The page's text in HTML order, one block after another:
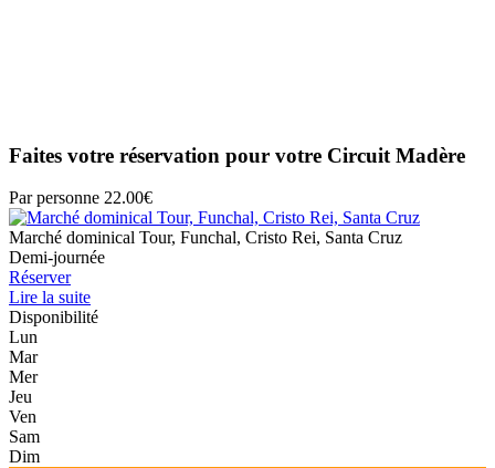
Faites votre réservation pour votre Circuit Madère
Par personne 22.00€
Marché dominical Tour, Funchal, Cristo Rei, Santa Cruz
Demi-journée
Réserver
Lire la suite
Disponibilité
Lun
Mar
Mer
Jeu
Ven
Sam
Dim